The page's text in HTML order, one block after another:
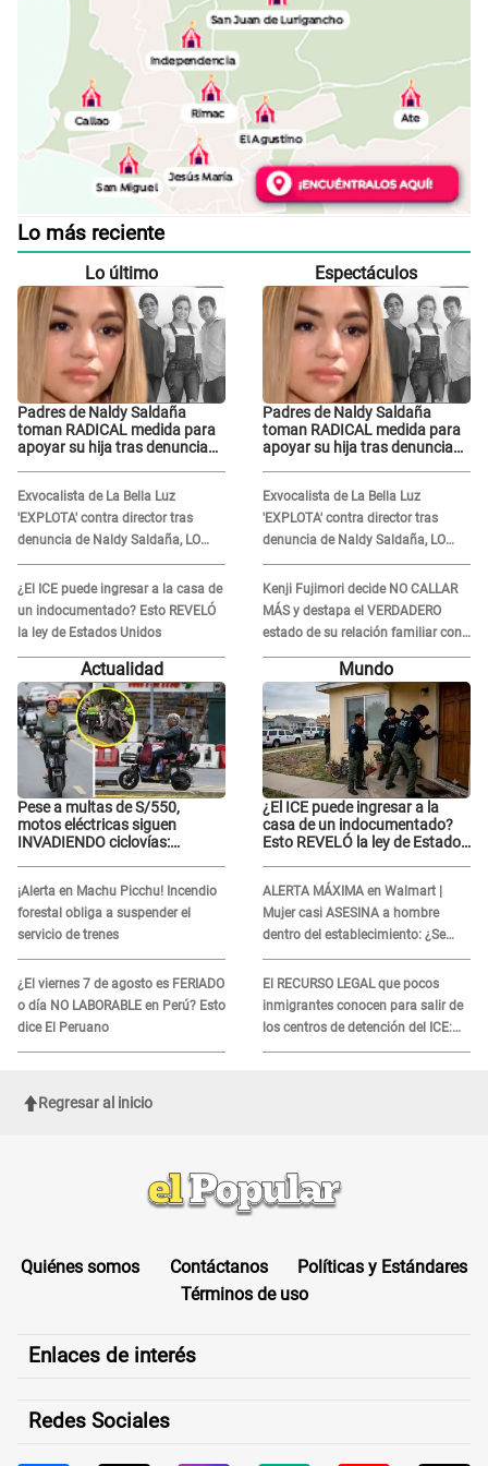
Lo más reciente
Lo último
Padres de Naldy Saldaña
toman RADICAL medida para
apoyar su hija tras denuncia
quedar así"
Exvocalista de La Bella Luz
'EXPLOTA' contra director tras
denuncia de Naldy Saldaña, LO
INSULTA y lanza GRAVE
advertencia: "Falta que rueden dos
cabezas más"
¿El ICE puede ingresar a la casa de
un indocumentado? Esto REVELÓ
la ley de Estados Unidos
Espectáculos
Padres de Naldy Saldaña
toman RADICAL medida para
apoyar su hija tras denuncia
quedar así"
Exvocalista de La Bella Luz
'EXPLOTA' contra director tras
denuncia de Naldy Saldaña, LO
INSULTA y lanza GRAVE
advertencia: "Falta que rueden dos
cabezas más"
Kenji Fujimori decide NO CALLAR
MÁS y destapa el VERDADERO
estado de su relación familiar con
Keiko Fujimori: "Mi familia es Érika,
Actualidad
Pese a multas de S/550,
motos eléctricas siguen
INVADIENDO ciclovías:
¡Alerta en Machu Picchu! Incendio
forestal obliga a suspender el
servicio de trenes
¿El viernes 7 de agosto es FERIADO
o día NO LABORABLE en Perú? Esto
dice El Peruano
Mundo
¿El ICE puede ingresar a la
casa de un indocumentado?
Esto REVELÓ la ley de Estados
ALERTA MÁXIMA en Walmart |
Mujer casi ASESINA a hombre
dentro del establecimiento: ¿Se
logró atrapar al sospechoso?
El RECURSO LEGAL que pocos
inmigrantes conocen para salir de
los centros de detención del ICE:
Trump quiere ELIMINARLO
Regresar al inicio
Quiénes somos Contáctanos
Políticas y Estándares
Términos de uso
Enlaces de interés
Redes Sociales